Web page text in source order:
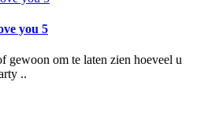
you 5
gewoon om te laten zien hoeveel u
..